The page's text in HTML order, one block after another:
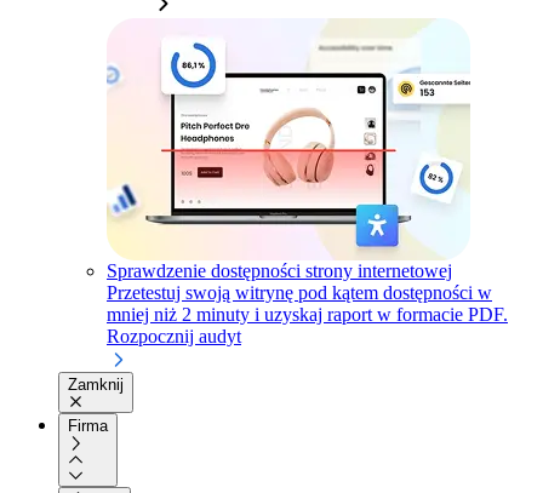
Sprawdzenie dostępności strony internetowej
Przetestuj swoją witrynę pod kątem dostępności w
mniej niż 2 minuty i uzyskaj raport w formacie PDF.
Rozpocznij audyt
Zamknij
Firma